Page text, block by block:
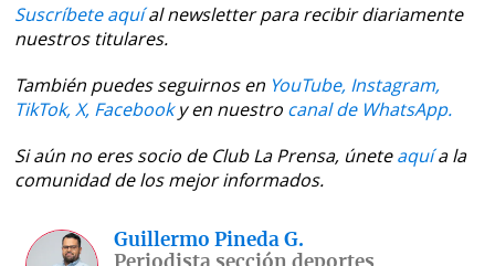
Suscríbete aquíal newsletter para recibir diariamente
nuestros titulares.
También puedes seguirnos en YouTube, Instagram,
TikTok, X, Facebooky en nuestro canal de WhatsApp.
Si aún no eres socio de Club La Prensa, úneteaquía la
comunidad de los mejor informados.
Guillermo Pineda G.
Periodista sección deportes